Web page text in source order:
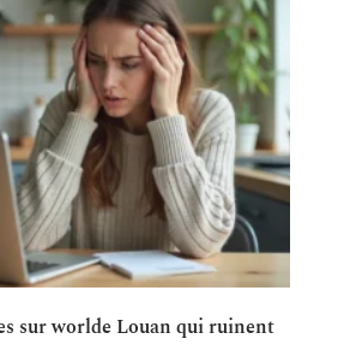
sur worlde Louan qui ruinent